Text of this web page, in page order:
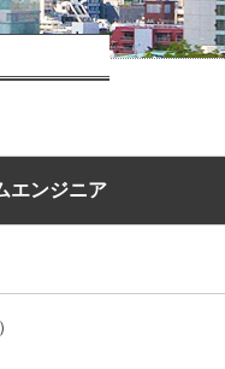
エンジニア